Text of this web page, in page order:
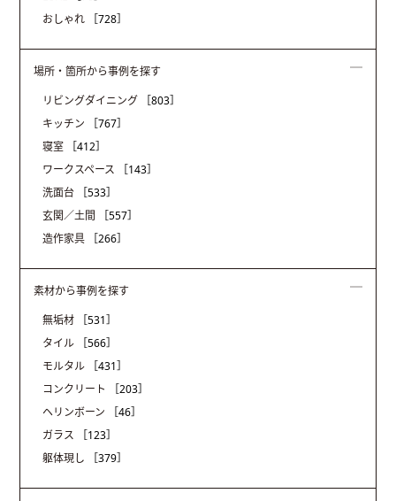
おしゃれ
［728］
場所・箇所から事例を探す
リビングダイニング
［803］
キッチン
［767］
寝室
［412］
ワークスペース
［143］
洗面台
［533］
玄関／土間
［557］
造作家具
［266］
素材から事例を探す
無垢材
［531］
タイル
［566］
モルタル
［431］
コンクリート
［203］
ヘリンボーン
［46］
ガラス
［123］
躯体現し
［379］